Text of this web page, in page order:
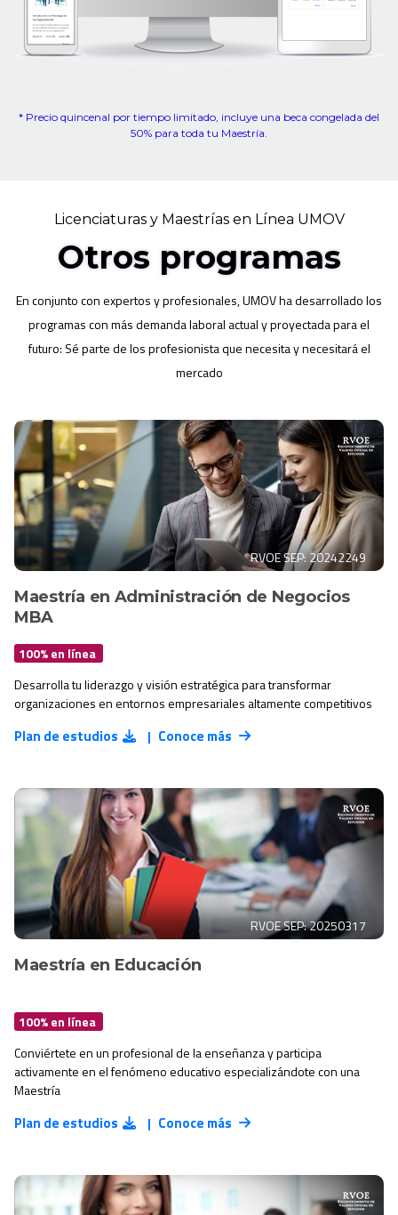
* Precio quincenal por tiempo limitado, incluye una beca congelada del
50% para toda tu Maestría.
Licenciaturas y Maestrías en Línea UMOV
Otros programas
En conjunto con expertos y profesionales, UMOV ha desarrollado los
programas con más demanda laboral actual y proyectada para el
futuro: Sé parte de los profesionista que necesita y necesitará el
mercado
RVOE SEP: 20242249
Maestría en Administración de Negocios
MBA
100% en línea
Desarrolla tu liderazgo y visión estratégica para transformar
organizaciones en entornos empresariales altamente competitivos
Plan de estudios | Conoce más
RVOE SEP: 20250317
Maestría en Educación
100% en línea
Conviértete en un profesional de la enseñanza y participa
activamente en el fenómeno educativo especializándote con una
Maestría
Plan de estudios | Conoce más